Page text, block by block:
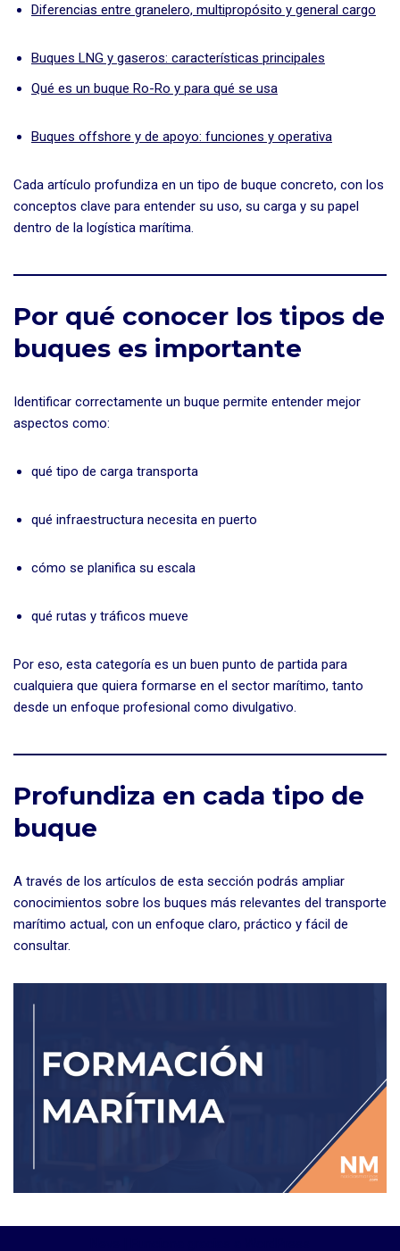
Diferencias entre granelero, multipropósito y general cargo
Buques LNG y gaseros: características principales
Qué es un buque Ro-Ro y para qué se usa
Buques offshore y de apoyo: funciones y operativa
Cada artículo profundiza en un tipo de buque concreto, con los
conceptos clave para entender su uso, su carga y su papel
dentro de la logística marítima.
Por qué conocer los tipos de
buques es importante
Identificar correctamente un buque permite entender mejor
aspectos como:
qué tipo de carga transporta
qué infraestructura necesita en puerto
cómo se planifica su escala
qué rutas y tráficos mueve
Por eso, esta categoría es un buen punto de partida para
cualquiera que quiera formarse en el sector marítimo, tanto
desde un enfoque profesional como divulgativo.
Profundiza en cada tipo de
buque
A través de los artículos de esta sección podrás ampliar
conocimientos sobre los buques más relevantes del transporte
marítimo actual, con un enfoque claro, práctico y fácil de
consultar.